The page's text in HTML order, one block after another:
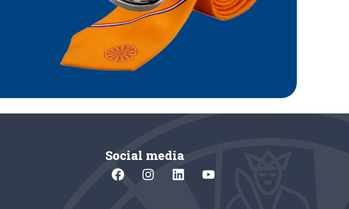
Social media